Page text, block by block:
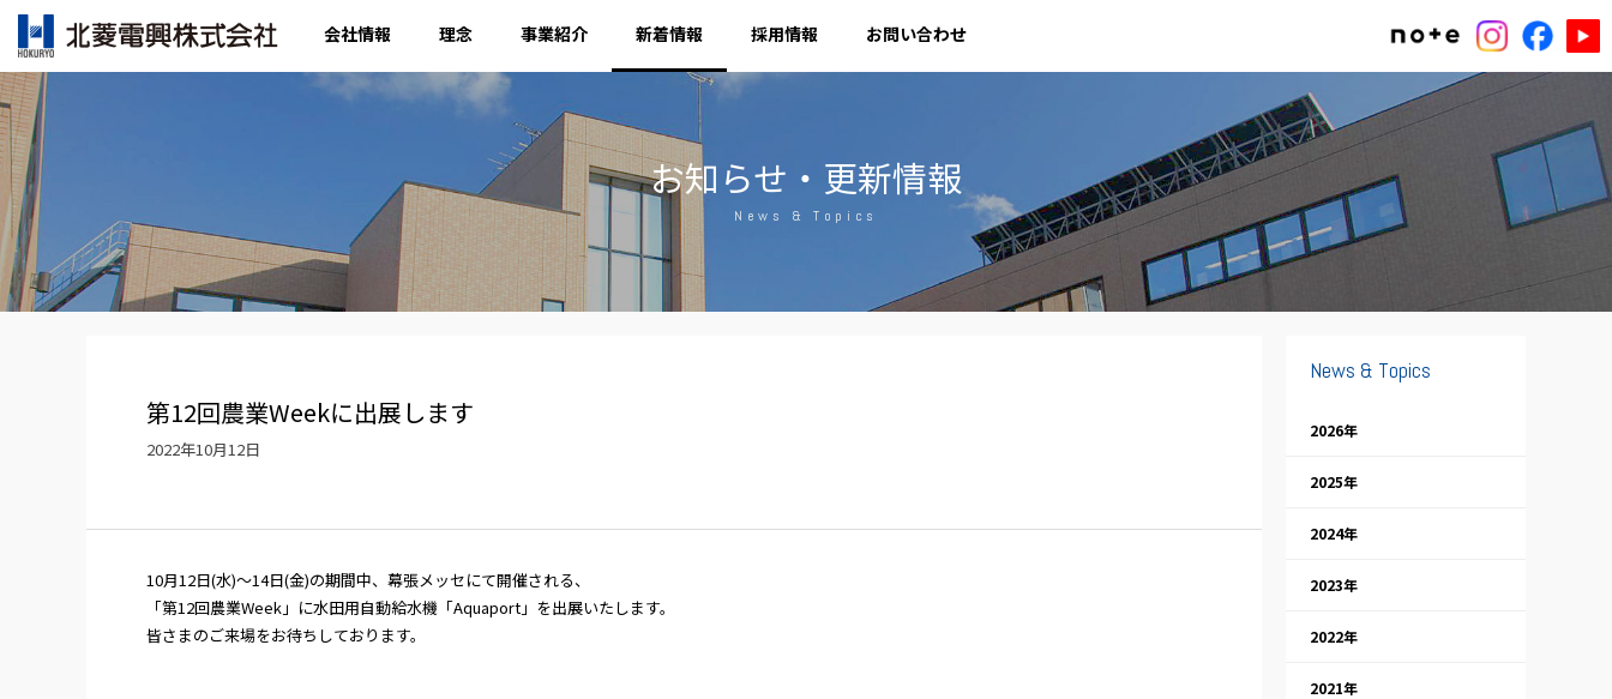
会社情報 理念 事業紹介 新着情報 採用情報 お問い合わせ
お知らせ・更新情報
News & Topics
第12回農業Weekに出展します
2022年10月12日
10月12日(水)～14日(金)の期間中、幕張メッセにて開催される、
「第12回農業Week」に水田用自動給水機「Aquaport」を出展いたします。
皆さまのご来場をお待ちしております。
News & Topics
2026年
2025年
2024年
2023年
2022年
2021年